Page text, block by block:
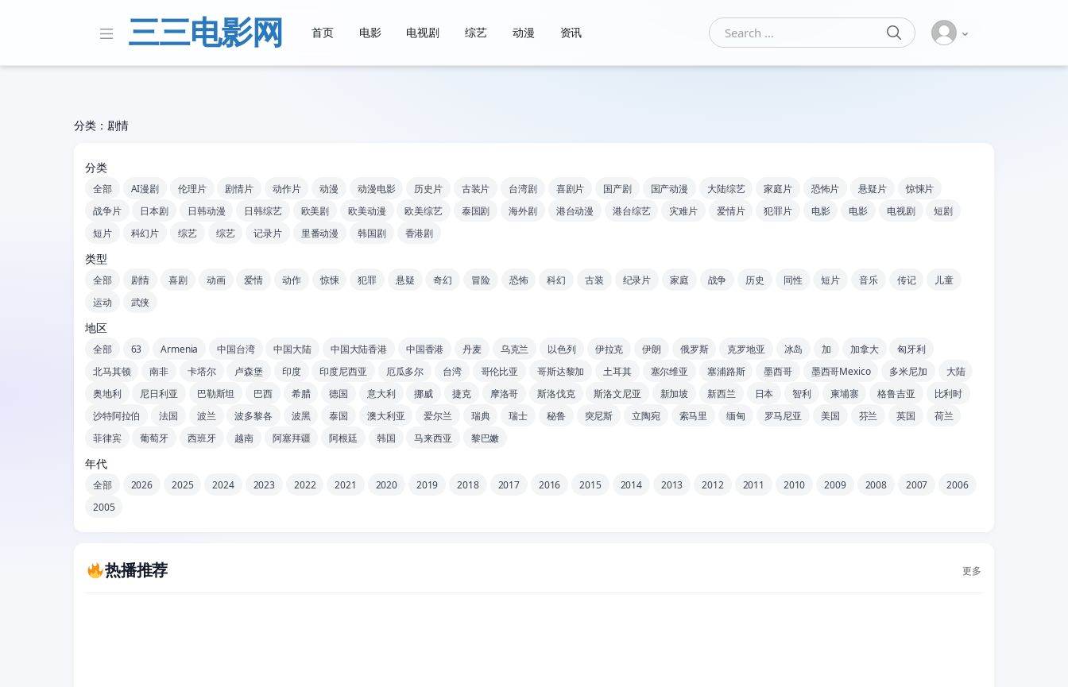
三三电影网 首页 电影 电视剧 综艺 动漫 资讯
Search for:
SEARCH
分类：剧情
分类
全部 AI漫剧 伦理片 剧情片 动作片 动漫 动漫电影 历史片 古装片 台湾剧 喜剧片 国产剧 国产动漫 大陆综艺 家庭片 恐怖片 悬疑片
惊悚片
战争片
日本剧 日韩动漫 日韩综艺 欧美剧 欧美动漫 欧美综艺 泰国剧 海外剧 港台动漫 港台综艺 灾难片 爱情片 犯罪片 电影 电影 电视剧
短剧
短片
科幻片 综艺 综艺 记录片 里番动漫 韩国剧 香港剧
类型
全部 剧情 喜剧 动画 爱情 动作 惊悚 犯罪 悬疑 奇幻 冒险 恐怖 科幻 古装 纪录片 家庭 战争 历史 同性 短片 音乐 传记
儿童
运动
武侠
地区
全部 63 Armenia 中国台湾 中国大陆 中国大陆香港 中国香港 丹麦 乌克兰 以色列 伊拉克 伊朗 俄罗斯 克罗地亚 冰岛 加 加拿大
匈牙利
北马其顿
南非 卡塔尔 卢森堡 印度 印度尼西亚 厄瓜多尔 台湾 哥伦比亚 哥斯达黎加 土耳其 塞尔维亚 塞浦路斯 墨西哥 墨西哥Mexico 多米尼加
大陆
奥地利
尼日利亚 巴勒斯坦 巴西 希腊 德国 意大利 挪威 捷克 摩洛哥 斯洛伐克 斯洛文尼亚 新加坡 新西兰 日本 智利 柬埔寨 格鲁吉亚
比利时
沙特阿拉伯
法国 波兰 波多黎各 波黑 泰国 澳大利亚 爱尔兰 瑞典 瑞士 秘鲁 突尼斯 立陶宛 索马里 缅甸 罗马尼亚 美国 芬兰 英国
荷兰
菲律宾
葡萄牙 西班牙 越南 阿塞拜疆 阿根廷 韩国 马来西亚 黎巴嫩
年代
全部 2026 2025 2024 2023 2022 2021 2020 2019 2018 2017 2016 2015 2014 2013 2012 2011 2010 2009 2008 2007
2006
2005
热播推荐 更多